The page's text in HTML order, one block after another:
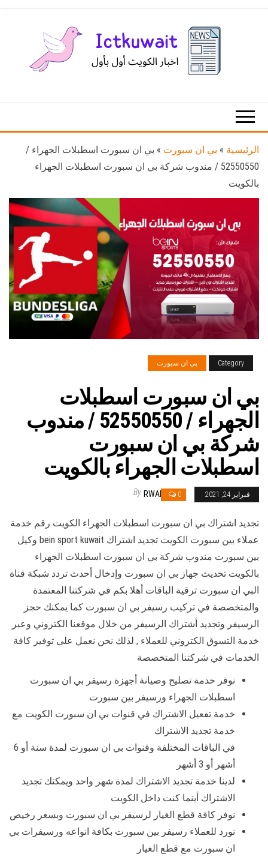
الكويت
الرئيسية » بي ان سبورت » بي ان سبورت اسطبلات الجهراء /
52550550 / مندوب شركة بي ان سبورت اسطبلات الجهراء
بالكويت
Category بي ان سبورت
بي ان سبورت اسطبلات
الجهراء / 52550550 / مندوب
شركة بي ان سبورت
اسطبلات الجهراء بالكويت
فبراير 24, 2021 0
By RWAN
تجديد اشتراك بي ان سبورت اسطبلات الجهراء الكويت رقم خدمة
عملاء بين سبورت الكويت تجديد اشتراك bein sport kuwait وكيل
بين سبورت مندوب شركة بي ان سبورت اسطبلات الجهراء
بالكويت تحديث جهاز بي ان سبورت وإدخال أحدث تردد شبكة قناة
البي ان سبورت ترقية الباقات أهلا بكم في شركتنا المعتمدة
والمتخصصة في تركيب رسيفر بي ان سبورت كما يمكنك حجز
الرسيفر وتجديد أشتراك الرسيفر من خلال موقعنا الكتروني وعبر
خدمة التسوق الكتروني للعملاء , لذلك نحن نعمل على توفير كافة
الخدمات في شركتنا المتخصصة
نوفر خدمة تصليح وصيانة أجهزة رسيفر بي ان سبورت
اسطبلات الجهراء ورسيفر بين سبورت
خدمة تفعيل الاشتراك في قنوات بي ان سبورت الكويت مع
خدمة تجديد الاشتراك
في الباقات المختلفة وقنوات بي ان سبورت لمدة سنة أو 6
أشهر أو 3 أشهر
لدينا خدمة تجديد الاشتراك لمدة شهر واحد ويمكنك تجديد
الاشتراك أينما كنت داخل الكويت
نوفر كافة قطع الغيار لرسيفر بي ان سبورت وبسعر رخيص
نورد للعملاء رسيفر بين سبورت بكافة انواعه ورسيفرات بي
ان سبورت مع قطع الغيار